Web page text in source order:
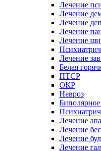
Лечение
Лечение
Лечение
Лечение
Лечение
Лечение
Белая
ПТСР
ОКР
Невроз
Биполярное
Лечение
Лечение
Лечение
Лечение